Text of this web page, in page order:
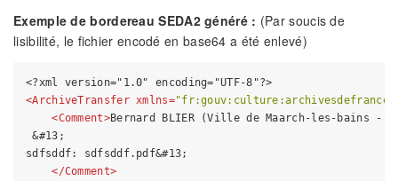
Exemple de bordereau SEDA2 généré : (Par soucis de
lisibilité, le fichier encodé en base64 a été enlevé)
<?xml version="1.0" encoding="UTF-8"?>
<ArchiveTransfer xmlns=
<Comment>Bernard BLIER (Ville de Maarch-les-bains
&#13;
sdfsddf: sdfsddf.pdf&#13;
</Comment>